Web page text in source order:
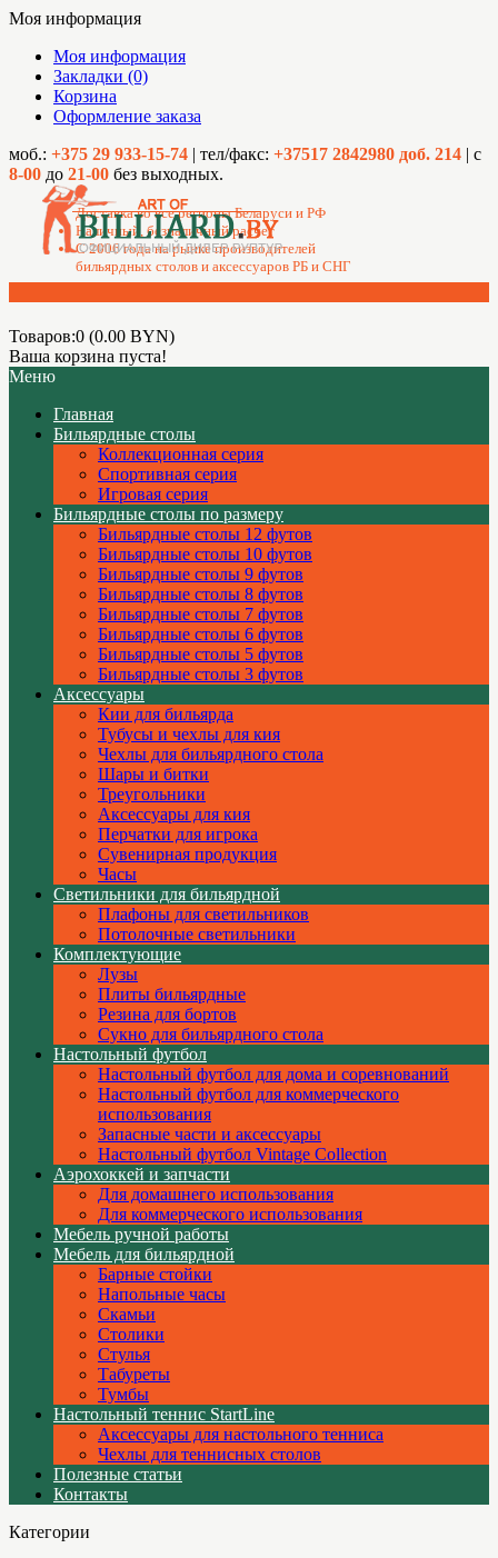
Моя информация
Моя информация
Закладки (0)
Корзина
Оформление заказа
моб.: +375 29 933-15-74 | тел/факс: +37517 2842980 доб. 214 | с
8-00 до 21-00 без выходных.
Доставка во все регионы Беларуси и РФ
Наличный, безналичный расчет
C 2006 года на рынке производителей
бильярдных столов и аксессуаров РБ и СНГ
Товаров:0 (0.00 BYN)
Ваша корзина пуста!
Меню
Главная
Бильярдные столы
Коллекционная серия
Спортивная серия
Игровая серия
Бильярдные столы по размеру
Бильярдные столы 12 футов
Бильярдные столы 10 футов
Бильярдные столы 9 футов
Бильярдные столы 8 футов
Бильярдные столы 7 футов
Бильярдные столы 6 футов
Бильярдные столы 5 футов
Бильярдные столы 3 футов
Аксессуары
Кии для бильярда
Тубусы и чехлы для кия
Чехлы для бильярдного стола
Шары и битки
Треугольники
Аксессуары для кия
Перчатки для игрока
Сувенирная продукция
Часы
Светильники для бильярдной
Плафоны для светильников
Потолочные светильники
Комплектующие
Лузы
Плиты бильярдные
Резина для бортов
Сукно для бильярдного стола
Настольный футбол
Настольный футбол для дома и соревнований
Настольный футбол для коммерческого
использования
Запасные части и аксессуары
Настольный футбол Vintage Collection
Аэрохоккей и запчасти
Для домашнего использования
Для коммерческого использования
Мебель ручной работы
Мебель для бильярдной
Барные стойки
Напольные часы
Скамьи
Столики
Стулья
Табуреты
Тумбы
Настольный теннис StartLine
Аксессуары для настольного тенниса
Чехлы для теннисных столов
Полезные статьи
Контакты
Категории